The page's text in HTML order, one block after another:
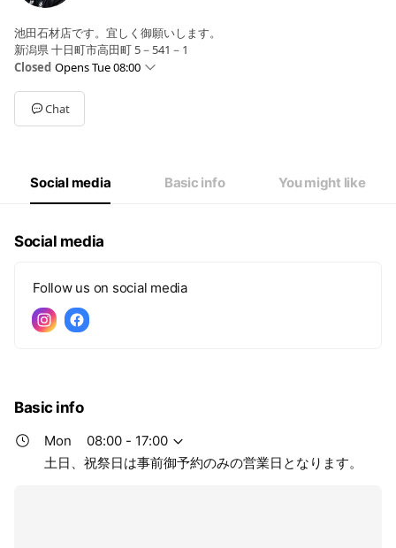
池田石材店です。宜しく御願いします。
新潟県 十日町市高田町 5－541－1
Closed Opens Tue 08:00
SunClosed
Mon08:00 - 17:00
Tue
08:00 - 17:00
SatClosed
土日、祝祭日は事前御予約のみの営業日となります。
Chat
Social media Basic info You might like
Social media
Follow us on social media
Basic info
Mon
08:00 - 17:00
土日、祝祭日は事前御予約のみの営業日となります。